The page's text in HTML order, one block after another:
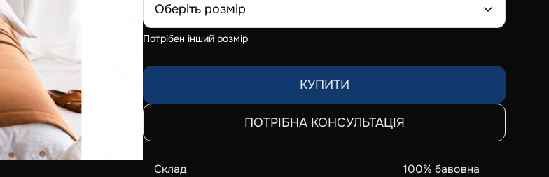
Оберіть розмір
Потрібен інший розмір
КУПИТИ
ПОТРІБНА КОНСУЛЬТАЦІЯ
Склад 100% бавовна